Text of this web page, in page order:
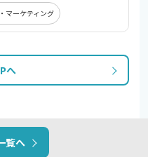
マーケティング
へ
覧へ